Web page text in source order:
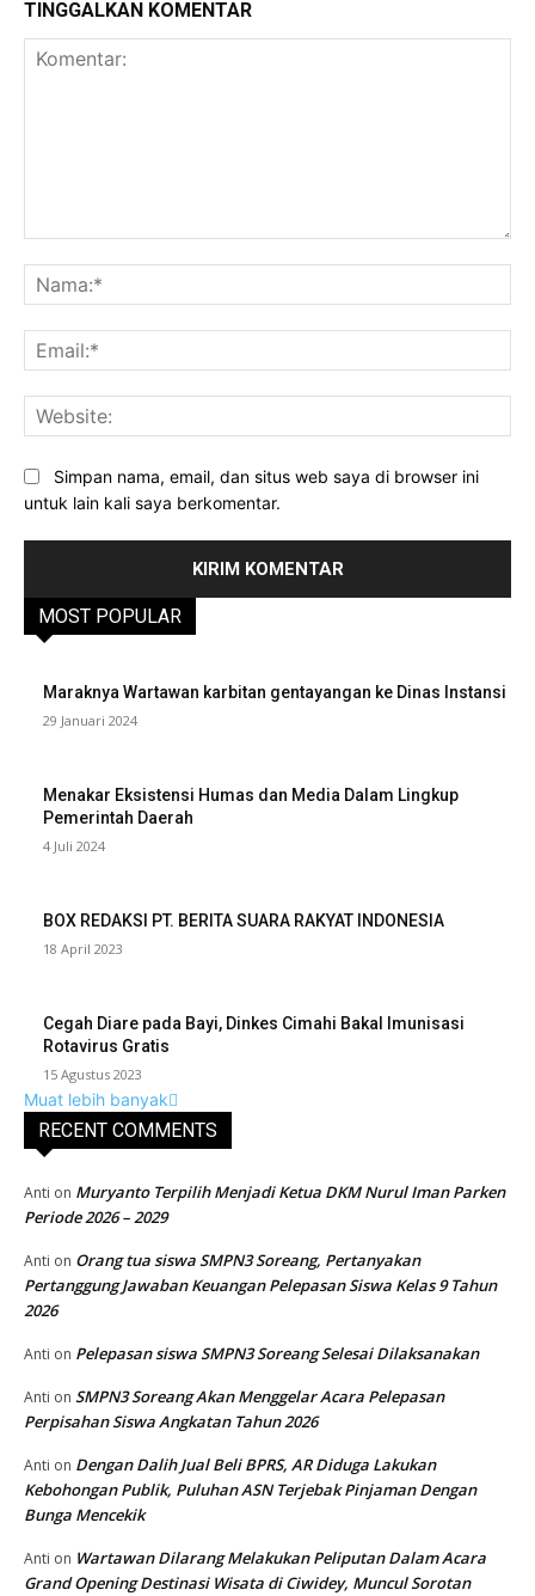
TINGGALKAN KOMENTAR
Simpan nama, email, dan situs web saya di browser ini
untuk lain kali saya berkomentar.
MOST POPULAR
Maraknya Wartawan karbitan gentayangan ke Dinas Instansi
29 Januari 2024
Menakar Eksistensi Humas dan Media Dalam Lingkup
Pemerintah Daerah
4 Juli 2024
BOX REDAKSI PT. BERITA SUARA RAKYAT INDONESIA
18 April 2023
Cegah Diare pada Bayi, Dinkes Cimahi Bakal Imunisasi
Rotavirus Gratis
15 Agustus 2023
Muat lebih banyak
RECENT COMMENTS
Anti on Muryanto Terpilih Menjadi Ketua DKM Nurul Iman Parken
Periode 2026 – 2029
Anti on Orang tua siswa SMPN3 Soreang, Pertanyakan
Pertanggung Jawaban Keuangan Pelepasan Siswa Kelas 9 Tahun
2026
Anti on Pelepasan siswa SMPN3 Soreang Selesai Dilaksanakan
Anti on SMPN3 Soreang Akan Menggelar Acara Pelepasan
Perpisahan Siswa Angkatan Tahun 2026
Anti on Dengan Dalih Jual Beli BPRS, AR Diduga Lakukan
Kebohongan Publik, Puluhan ASN Terjebak Pinjaman Dengan
Bunga Mencekik
Anti on Wartawan Dilarang Melakukan Peliputan Dalam Acara
Grand Opening Destinasi Wisata di Ciwidey, Muncul Sorotan